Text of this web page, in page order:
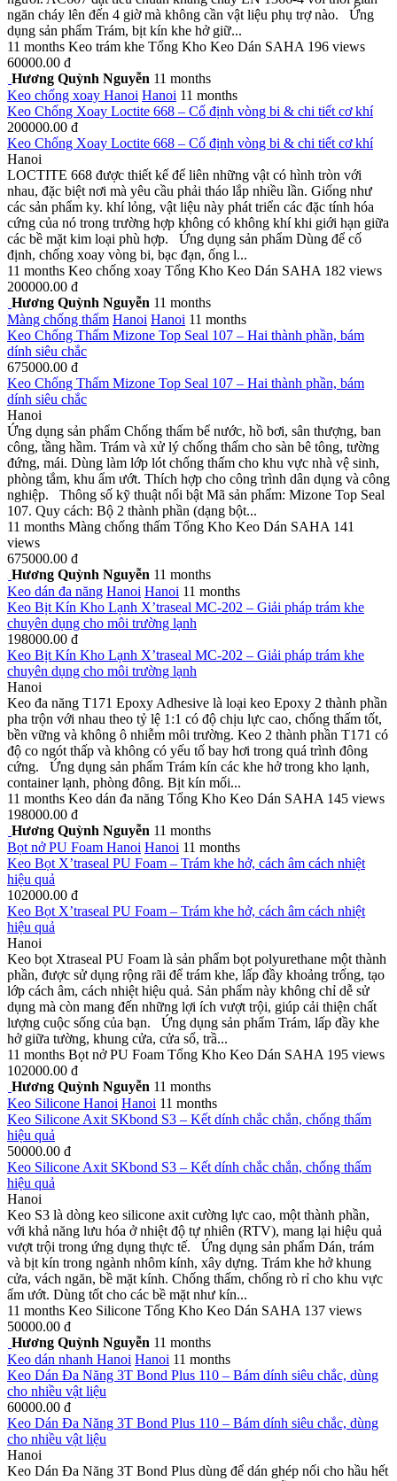
ngăn cháy lên đến 4 giờ mà không cần vật liệu phụ trợ nào. Ứng
dụng sản phẩm Trám, bịt kín khe hở giữ...
11 months Keo trám khe Tổng Kho Keo Dán SAHA 196 views
60000.00 đ
Hương Quỳnh Nguyễn 11 months
Keo chống xoay Hanoi Hanoi 11 months
Keo Chống Xoay Loctite 668 – Cố định vòng bi & chi tiết cơ khí
200000.00 đ
Keo Chống Xoay Loctite 668 – Cố định vòng bi & chi tiết cơ khí
Hanoi
LOCTITE 668 được thiết kế để liên những vật có hình tròn với
nhau, đặc biệt nơi mà yêu cầu phải tháo lắp nhiều lần. Giống như
các sản phẩm ky. khí lỏng, vật liệu này phát triển các đặc tính hóa
cứng của nó trong trường hợp không có không khí khi giới hạn giữa
các bề mặt kim loại phù hợp. Ứng dụng sản phẩm Dùng để cố
định, chống xoay vòng bi, bạc đạn, ống l...
11 months Keo chống xoay Tổng Kho Keo Dán SAHA 182 views
200000.00 đ
Hương Quỳnh Nguyễn 11 months
Màng chống thấm Hanoi Hanoi 11 months
Keo Chống Thấm Mizone Top Seal 107 – Hai thành phần, bám
dính siêu chắc
675000.00 đ
Keo Chống Thấm Mizone Top Seal 107 – Hai thành phần, bám
dính siêu chắc
Hanoi
Ứng dụng sản phẩm Chống thấm bể nước, hồ bơi, sân thượng, ban
công, tầng hầm. Trám và xử lý chống thấm cho sàn bê tông, tường
đứng, mái. Dùng làm lớp lót chống thấm cho khu vực nhà vệ sinh,
phòng tắm, khu ẩm ướt. Thích hợp cho công trình dân dụng và công
nghiệp. Thông số kỹ thuật nổi bật Mã sản phẩm: Mizone Top Seal
107. Quy cách: Bộ 2 thành phần (dạng bột...
11 months Màng chống thấm Tổng Kho Keo Dán SAHA 141
views
675000.00 đ
Hương Quỳnh Nguyễn 11 months
Keo dán đa năng Hanoi Hanoi 11 months
Keo Bịt Kín Kho Lạnh X’traseal MC-202 – Giải pháp trám khe
chuyên dụng cho môi trường lạnh
198000.00 đ
Keo Bịt Kín Kho Lạnh X’traseal MC-202 – Giải pháp trám khe
chuyên dụng cho môi trường lạnh
Hanoi
Keo đa năng T171 Epoxy Adhesive là loại keo Epoxy 2 thành phần
pha trộn với nhau theo tỷ lệ 1:1 có độ chịu lực cao, chống thấm tốt,
bền vững và không ô nhiễm môi trường. Keo 2 thành phần T171 có
độ co ngót thấp và không có yếu tố bay hơi trong quá trình đông
cứng. Ứng dụng sản phẩm Trám kín các khe hở trong kho lạnh,
container lạnh, phòng đông. Bịt kín mối...
11 months Keo dán đa năng Tổng Kho Keo Dán SAHA 145 views
198000.00 đ
Hương Quỳnh Nguyễn 11 months
Bọt nở PU Foam Hanoi Hanoi 11 months
Keo Bọt X’traseal PU Foam – Trám khe hở, cách âm cách nhiệt
hiệu quả
102000.00 đ
Keo Bọt X’traseal PU Foam – Trám khe hở, cách âm cách nhiệt
hiệu quả
Hanoi
Keo bọt Xtraseal PU Foam là sản phẩm bọt polyurethane một thành
phần, được sử dụng rộng rãi để trám khe, lấp đầy khoảng trống, tạo
lớp cách âm, cách nhiệt hiệu quả. Sản phẩm này không chỉ dễ sử
dụng mà còn mang đến những lợi ích vượt trội, giúp cải thiện chất
lượng cuộc sống của bạn. Ứng dụng sản phẩm Trám, lấp đầy khe
hở giữa tường, khung cửa, cửa sổ, trầ...
11 months Bọt nở PU Foam Tổng Kho Keo Dán SAHA 195 views
102000.00 đ
Hương Quỳnh Nguyễn 11 months
Keo Silicone Hanoi Hanoi 11 months
Keo Silicone Axit SKbond S3 – Kết dính chắc chắn, chống thấm
hiệu quả
50000.00 đ
Keo Silicone Axit SKbond S3 – Kết dính chắc chắn, chống thấm
hiệu quả
Hanoi
Keo S3 là dòng keo silicone axit cường lực cao, một thành phần,
với khả năng lưu hóa ở nhiệt độ tự nhiên (RTV), mang lại hiệu quả
vượt trội trong ứng dụng thực tế. Ứng dụng sản phẩm Dán, trám
và bịt kín trong ngành nhôm kính, xây dựng. Trám khe hở khung
cửa, vách ngăn, bề mặt kính. Chống thấm, chống rò rỉ cho khu vực
ẩm ướt. Dùng tốt cho các bề mặt như kín...
11 months Keo Silicone Tổng Kho Keo Dán SAHA 137 views
50000.00 đ
Hương Quỳnh Nguyễn 11 months
Keo dán nhanh Hanoi Hanoi 11 months
Keo Dán Đa Năng 3T Bond Plus 110 – Bám dính siêu chắc, dùng
cho nhiều vật liệu
60000.00 đ
Keo Dán Đa Năng 3T Bond Plus 110 – Bám dính siêu chắc, dùng
cho nhiều vật liệu
Hanoi
Keo Dán Đa Năng 3T Bond Plus dùng để dán ghép nối cho hầu hết